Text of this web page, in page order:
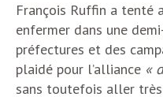
François Ruffin a tenté
enfermer dans une
préfectures et des
plaidé pour l’alliance «
sans toutefois aller